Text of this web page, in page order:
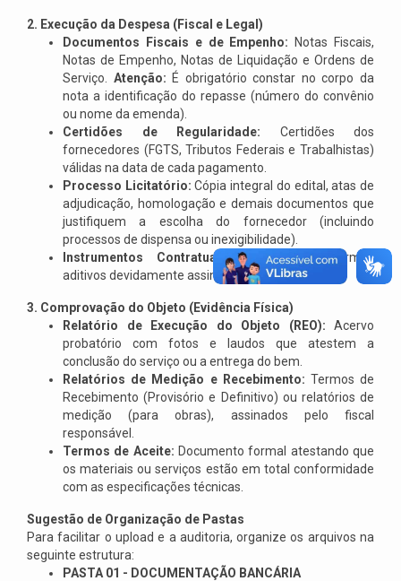
2. Execução da Despesa (Fiscal e Legal)
Documentos Fiscais e de Empenho: Notas Fiscais,
Notas de Empenho, Notas de Liquidação e Ordens de
Serviço. Atenção: É obrigatório constar no corpo da
nota a identificação do repasse (número do convênio
ou nome da emenda).
Certidões de Regularidade: Certidões dos
fornecedores (FGTS, Tributos Federais e Trabalhistas)
válidas na data de cada pagamento.
Processo Licitatório: Cópia integral do edital, atas de
adjudicação, homologação e demais documentos que
justifiquem a escolha do fornecedor (incluindo
processos de dispensa ou inexigibilidade).
Instrumentos Contratuais:Contratos e termos
aditivos devidamente assinados.
3. Comprovação do Objeto (Evidência Física)
Relatório de Execução do Objeto (REO): Acervo
probatório com fotos e laudos que atestem a
conclusão do serviço ou a entrega do bem.
Relatórios de Medição e Recebimento: Termos de
Recebimento (Provisório e Definitivo) ou relatórios de
medição (para obras), assinados pelo fiscal
responsável.
Termos de Aceite: Documento formal atestando que
os materiais ou serviços estão em total conformidade
com as especificações técnicas.
Sugestão de Organização de Pastas
Para facilitar o upload e a auditoria, organize os arquivos na
seguinte estrutura:
PASTA 01 - DOCUMENTAÇÃO BANCÁRIA